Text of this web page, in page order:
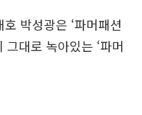
박성광은 ‘파머패션
대로 녹아있는 ‘파머